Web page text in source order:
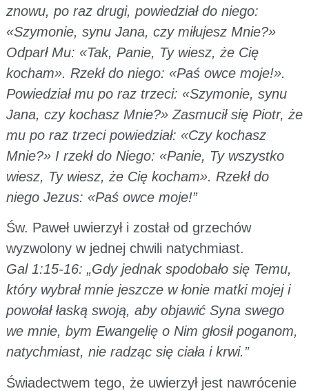
znowu, po raz drugi, powiedział do niego:
«Szymonie, synu Jana, czy miłujesz Mnie?»
Odparł Mu: «Tak, Panie, Ty wiesz, że Cię
kocham». Rzekł do niego: «Paś owce moje!».
Powiedział mu po raz trzeci: «Szymonie, synu
Jana, czy kochasz Mnie?» Zasmucił się Piotr, że
mu po raz trzeci powiedział: «Czy kochasz
Mnie?» I rzekł do Niego: «Panie, Ty wszystko
wiesz, Ty wiesz, że Cię kocham». Rzekł do
niego Jezus: «Paś owce moje!”
Św. Paweł uwierzył i został od grzechów
wyzwolony w jednej chwili natychmiast.
Gal 1:15-16: „Gdy jednak spodobało się Temu,
który wybrał mnie jeszcze w łonie matki mojej i
powołał łaską swoją, aby objawić Syna swego
we mnie, bym Ewangelię o Nim głosił poganom,
natychmiast, nie radząc się ciała i krwi.”
Świadectwem tego, że uwierzył jest nawrócenie